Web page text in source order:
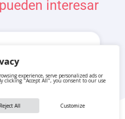
experience, serve personalized ads or
clicking "Accept All", you consent to our use
Customize
Reject All
interesar